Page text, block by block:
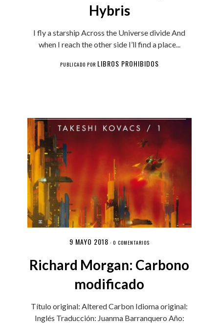
Hybris
I fly a starship Across the Universe divide And
when I reach the other side I’ll find a place...
PUBLICADO POR LIBROS PROHIBIDOS
9 MAYO 2018 · 0 COMENTARIOS
Richard Morgan: Carbono
modificado
Título original: Altered Carbon Idioma original:
Inglés Traducción: Juanma Barranquero Año: